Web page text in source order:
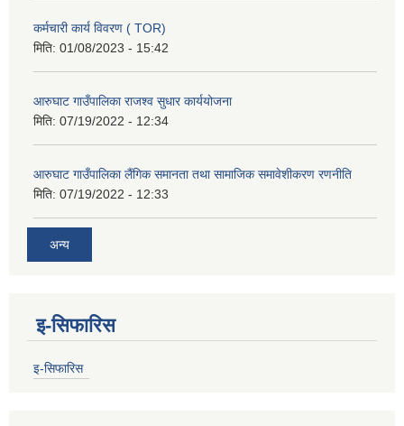
कर्मचारी कार्य विवरण ( TOR)
मिति: 01/08/2023 - 15:42
आरुघाट गाउँपालिका राजश्व सुधार कार्ययोजना
मिति: 07/19/2022 - 12:34
आरुघाट गाउँपालिका लैंगिक समानता तथा सामाजिक समावेशीकरण रणनीति
मिति: 07/19/2022 - 12:33
अन्य
इ-सिफारिस
इ-सिफारिस